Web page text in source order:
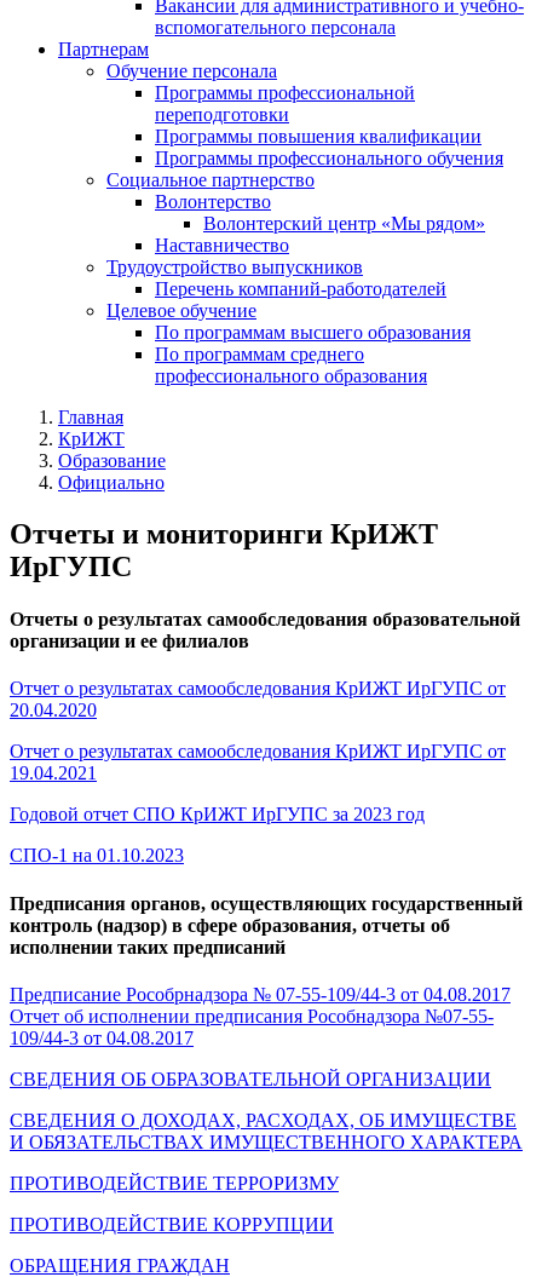
Вакансии для административного и учебно-
вспомогательного персонала
Партнерам
Обучение персонала
Программы профессиональной
переподготовки
Программы повышения квалификации
Программы профессионального обучения
Социальное партнерство
Волонтерство
Волонтерский центр «Мы рядом»
Наставничество
Трудоустройство выпускников
Перечень компаний-работодателей
Целевое обучение
По программам высшего образования
По программам среднего
профессионального образования
Главная
КрИЖТ
Образование
Официально
Отчеты и мониторинги КрИЖТ
ИрГУПС
Отчеты о результатах самообследования образовательной
организации и ее филиалов
Отчет о результатах самообследования КрИЖТ ИрГУПС от
20.04.2020
Отчет о результатах самообследования КрИЖТ ИрГУПС от
19.04.2021
Годовой отчет СПО КрИЖТ ИрГУПС за 2023 год
СПО-1 на 01.10.2023
Предписания органов, осуществляющих государственный
контроль (надзор) в сфере образования, отчеты об
исполнении таких предписаний
Предписание Рособрнадзора № 07-55-109/44-3 от 04.08.2017
Отчет об исполнении предписания Рособнадзора №07-55-
109/44-3 от 04.08.2017
СВЕДЕНИЯ ОБ ОБРАЗОВАТЕЛЬНОЙ ОРГАНИЗАЦИИ
СВЕДЕНИЯ О ДОХОДАХ, РАСХОДАХ, ОБ ИМУЩЕСТВЕ
И ОБЯЗАТЕЛЬСТВАХ ИМУЩЕСТВЕННОГО ХАРАКТЕРА
ПРОТИВОДЕЙСТВИЕ ТЕРРОРИЗМУ
ПРОТИВОДЕЙСТВИЕ КОРРУПЦИИ
ОБРАЩЕНИЯ ГРАЖДАН